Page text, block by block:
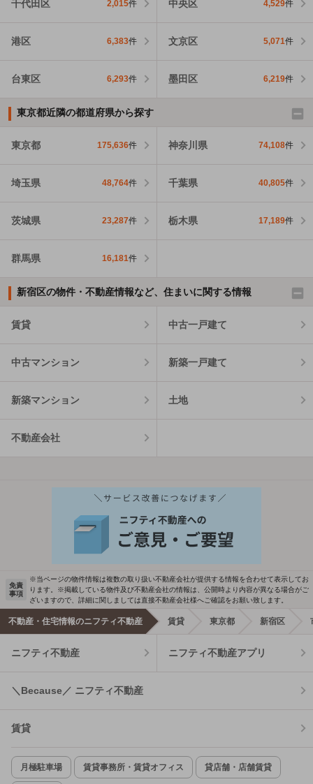
千代田区 2,015件 中央区 4,529件
港区 6,383件 文京区 5,071件
台東区 6,293件 墨田区 6,219件
東京都近隣の都道府県から探す
東京都 175,636件 神奈川県 74,108件
埼玉県 48,764件 千葉県 40,805件
茨城県 23,287件 栃木県 17,189件
群馬県 16,181件
新宿区の物件・不動産情報など、住まいに関する情報
賃貸 中古一戸建て
中古マンション 新築一戸建て
新築マンション 土地
不動産会社
免責
事項
※当ページの物件情報は複数の取り扱い不動産会社が提供する情報を合わせて表示してお
ります。※掲載している物件及び不動産会社の情報は、公開時より内容が異なる場合がご
ざいますので、詳細に関しましては直接不動産会社様へご確認をお願い致します。
不動産・住宅情報のニフティ不動産 賃貸 東京都 新宿区
ニフティ不動産 ニフティ不動産アプリ
＼Because／ ニフティ不動産
賃貸
月極駐車場 賃貸事務所・賃貸オフィス 貸店舗・店舗賃貸